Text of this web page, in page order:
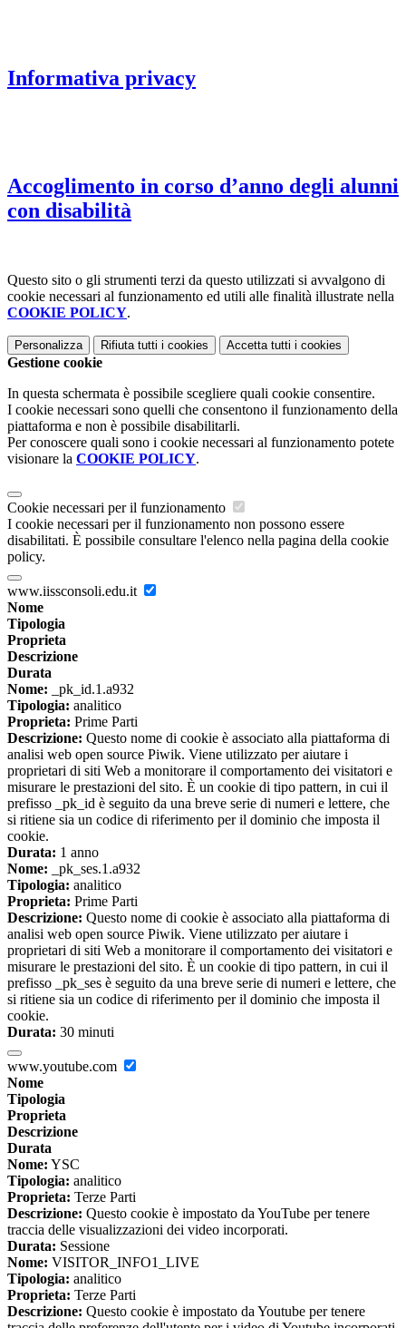
Informativa privacy
Accoglimento in corso d’anno degli alunni
con disabilità
Questo sito o gli strumenti terzi da questo utilizzati si avvalgono di
cookie necessari al funzionamento ed utili alle finalità illustrate nella
COOKIE POLICY.
Personalizza Rifiuta tutti i cookies Accetta tutti i cookies
Gestione cookie
In questa schermata è possibile scegliere quali cookie consentire.
I cookie necessari sono quelli che consentono il funzionamento della
piattaforma e non è possibile disabilitarli.
Per conoscere quali sono i cookie necessari al funzionamento potete
visionare la COOKIE POLICY.
Cookie necessari per il funzionamento
I cookie necessari per il funzionamento non possono essere
disabilitati. È possibile consultare l'elenco nella pagina della cookie
policy.
www.iissconsoli.edu.it
Nome
Tipologia
Proprieta
Descrizione
Durata
Nome: _pk_id.1.a932
Tipologia: analitico
Proprieta: Prime Parti
Descrizione: Questo nome di cookie è associato alla piattaforma di
analisi web open source Piwik. Viene utilizzato per aiutare i
proprietari di siti Web a monitorare il comportamento dei visitatori e
misurare le prestazioni del sito. È un cookie di tipo pattern, in cui il
prefisso _pk_id è seguito da una breve serie di numeri e lettere, che
si ritiene sia un codice di riferimento per il dominio che imposta il
cookie.
Durata: 1 anno
Nome: _pk_ses.1.a932
Tipologia: analitico
Proprieta: Prime Parti
Descrizione: Questo nome di cookie è associato alla piattaforma di
analisi web open source Piwik. Viene utilizzato per aiutare i
proprietari di siti Web a monitorare il comportamento dei visitatori e
misurare le prestazioni del sito. È un cookie di tipo pattern, in cui il
prefisso _pk_ses è seguito da una breve serie di numeri e lettere, che
si ritiene sia un codice di riferimento per il dominio che imposta il
cookie.
Durata: 30 minuti
www.youtube.com
Nome
Tipologia
Proprieta
Descrizione
Durata
Nome: YSC
Tipologia: analitico
Proprieta: Terze Parti
Descrizione: Questo cookie è impostato da YouTube per tenere
traccia delle visualizzazioni dei video incorporati.
Durata: Sessione
Nome: VISITOR_INFO1_LIVE
Tipologia: analitico
Proprieta: Terze Parti
Descrizione: Questo cookie è impostato da Youtube per tenere